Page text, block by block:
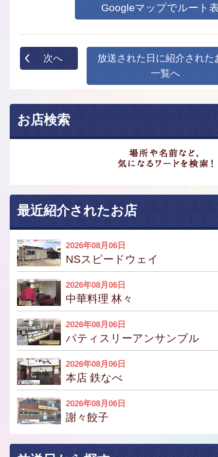
Googleマップでルート
次へ
放送された日に紹介された
一覧へ
お店検索
最近紹介されたお店
2026年08月06日
NSスピードウェイ
2026年08月06日
中華料理 林々
2026年08月06日
パティスリーアンサンブル
2026年08月06日
本店 鉄なべ
2026年08月06日
謝々餃子